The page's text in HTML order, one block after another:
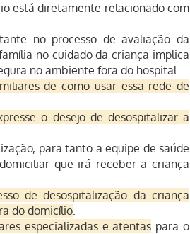
está diretamente relacionado com
no processo de avaliação da
no cuidado da criança implica
no ambiente fora do hospital.
de como usar essa rede de
o desejo de desospitalizar a
para tanto a equipe de saúde
que irá receber a criança
de desospitalização da criança
do domicílio.
especializadas e atentas para o